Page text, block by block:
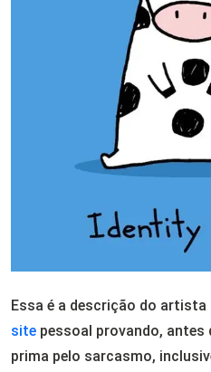
Essa é a descrição do
site pessoal provando, antes
prima pelo sarcasmo,